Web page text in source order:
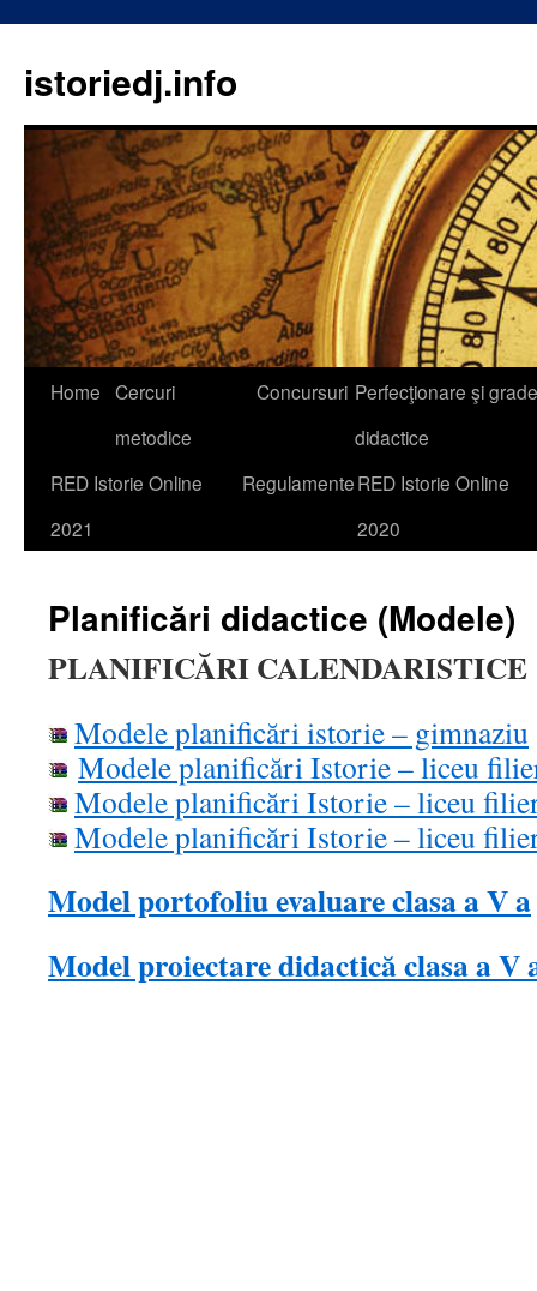
istoriedj.info
Skip
content
Home Cercuri
metodice
Concursuri Perfecţionare şi grade
didactice
RED Istorie Online
2021
RegulamenteRED Istorie Online
2020
Planificări didactice (Modele)
PLANIFICĂRI CALENDARISTICE
Modele planificări istorie – gimnaziu
Modele planificări Istorie – liceu
Modele planificări Istorie – liceu
Modele planificări Istorie – liceu
Model portofoliu evaluare clasa a V a
Model proiectare didactică clasa a V